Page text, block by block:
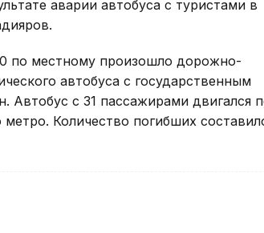
аварии автобуса с туристами в
по местному произошло дорожно-
автобуса с государственным
Автобус с 31 пассажирами двигался
Количество погибших